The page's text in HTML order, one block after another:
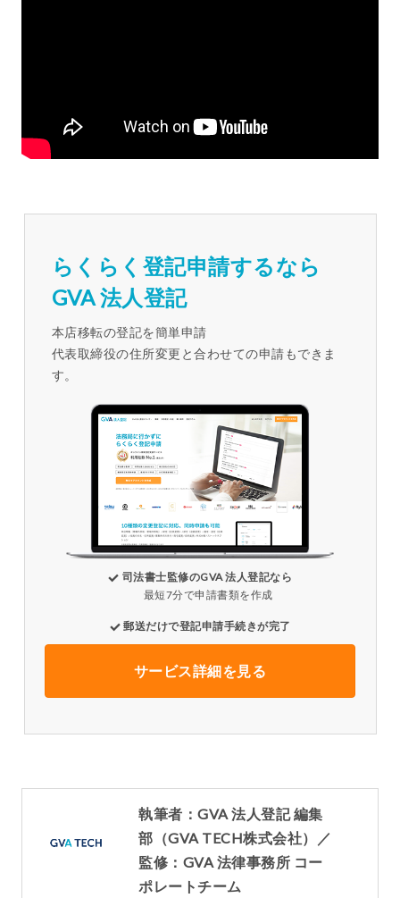
らくらく登記申請するなら
GVA 法人登記
本店移転の登記を簡単申請
代表取締役の住所変更と合わせての申請もできま
す。
司法書士監修のGVA 法人登記なら
最短7分で申請書類を作成
郵送だけで登記申請手続きが完了
サービス詳細を見る
執筆者：GVA 法人登記 編集
部（GVA TECH株式会社）／
監修：GVA 法律事務所 コー
ポレートチーム